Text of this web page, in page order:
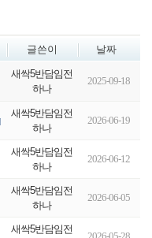
글쓴이 날짜
새싹5반담임전
하나
2025-09-18
새싹5반담임전
하나
2026-06-19
새싹5반담임전
하나
2026-06-12
새싹5반담임전
하나
2026-06-05
새싹5반담임전